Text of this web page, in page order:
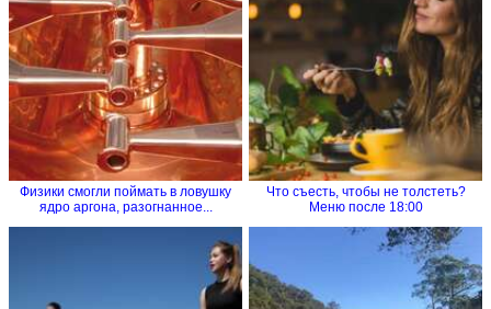
Физики смогли поймать в ловушку
ядро аргона, разогнанное...
Что съесть, чтобы не толстеть?
Меню после 18:00